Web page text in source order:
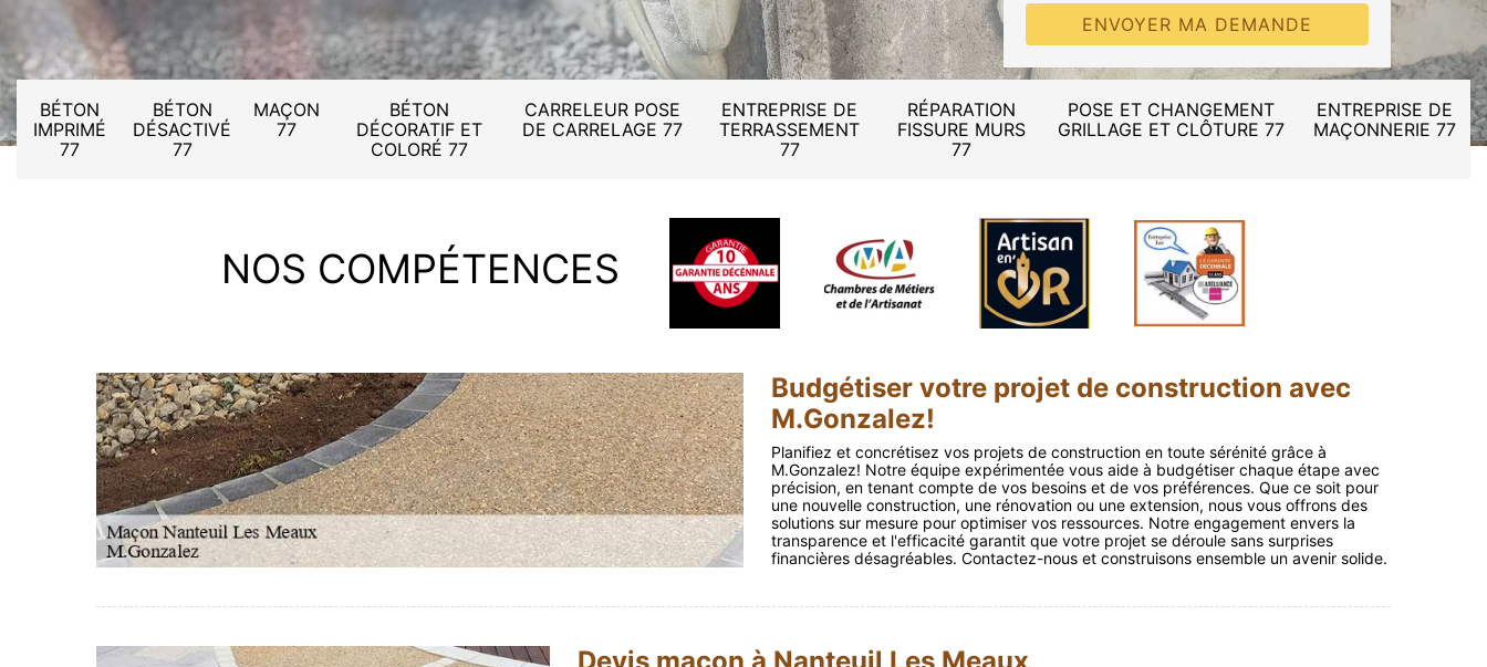
BÉTON
IMPRIMÉ
77
BÉTON
DÉSACTIVÉ
77
MAÇON
77
BÉTON
DÉCORATIF ET
COLORÉ 77
CARRELEUR POSE
DE CARRELAGE 77
ENTREPRISE DE
TERRASSEMENT
77
RÉPARATION
FISSURE MURS
77
POSE ET CHANGEMENT
GRILLAGE ET CLÔTURE 77
ENTREPRISE DE
MAÇONNERIE 77
NOS COMPÉTENCES
Budgétiser votre projet de construction avec
M.Gonzalez!
Planifiez et concrétisez vos projets de construction en toute sérénité grâce à
M.Gonzalez! Notre équipe expérimentée vous aide à budgétiser chaque étape avec
précision, en tenant compte de vos besoins et de vos préférences. Que ce soit pour
une nouvelle construction, une rénovation ou une extension, nous vous offrons des
solutions sur mesure pour optimiser vos ressources. Notre engagement envers la
transparence et l'efficacité garantit que votre projet se déroule sans surprises
financières désagréables. Contactez-nous et construisons ensemble un avenir solide.